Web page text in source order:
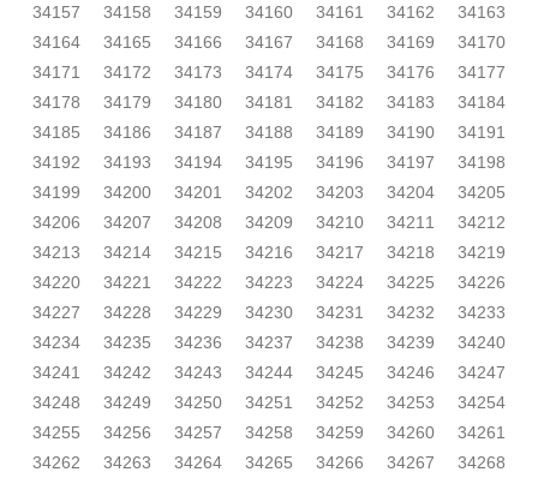
34157
34158 34159 34160 34161 34162
34163
34164
34165 34166 34167 34168 34169
34170
34171
34172 34173 34174 34175 34176
34177
34178
34179 34180 34181 34182 34183
34184
34185
34186 34187 34188 34189 34190
34191
34192
34193 34194 34195 34196 34197
34198
34199
34200 34201 34202 34203 34204
34205
34206
34207 34208 34209 34210 34211
34212
34213
34214 34215 34216 34217 34218
34219
34220
34221 34222 34223 34224 34225
34226
34227
34228 34229 34230 34231 34232
34233
34234
34235 34236 34237 34238 34239
34240
34241
34242 34243 34244 34245 34246
34247
34248
34249 34250 34251 34252 34253
34254
34255
34256 34257 34258 34259 34260
34261
34262
34263 34264 34265 34266 34267
34268